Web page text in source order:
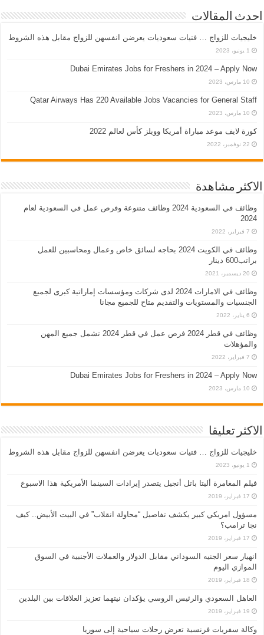
احدث المقالات
خليجيات للزواج … فتيات سعوديات يعرضن انفسهن للزواج مقابل هذه الشروط
1 يونيو، 2023
Dubai Emirates Jobs for Freshers in 2024 – Apply Now
10 مارس، 2023
Qatar Airways Has 220 Available Jobs Vacancies for General Staff
10 مارس، 2023
كورة لايف موعد مباراة أمريكا وويلز كأس لعالم 2022
22 نوفمبر، 2022
الاكثر مشاهدة
وظائف في السعودية 2024 وظائف متنوعة وفرص عمل في السعودية لعام
2024
7 فبراير، 2022
وظائف في الكويت 2024 بحاجه لسائق خاص وعمال ومحاسبين للعمل
براتب600 دينار
20 ديسمبر، 2021
وظائف في الامارات 2024 لدى شركات ومؤسسات إماراتية كبرى لجميع
الجنسيات والمستويات والتقديم متاح للجميع مجانا
6 يناير، 2022
وظائف في قطر 2024 فرص عمل في قطر 2024 تشمل جميع المهن
والمؤهلات
7 فبراير، 2022
Dubai Emirates Jobs for Freshers in 2024 – Apply Now
10 مارس، 2023
الاكثر تعليقا
خليجيات للزواج … فتيات سعوديات يعرضن انفسهن للزواج مقابل هذه الشروط
1 يونيو، 2023
فيلم المغامرة أليتا‭ ‬باتل أنجيل يتصدر إيرادات السينما الأمريكية هذا الاسبوع
17 فبراير، 2019
مسؤول امريكي كبير يكشف تفاصيل “محاولة انقلاب” في البيت الأبيض.. كيف
نجا ترامب؟
17 فبراير، 2019
انهيار سعر الجنيه السوداني مقابل الدولار والعملات الأجنبية في السوق
الموازي اليوم
18 فبراير، 2019
العاهل السعودي والرئيس الروسي يؤكدان نيتهما تعزيز العلاقات بين البلدين
19 فبراير، 2019
وكالة سفريات فرنسية تعرض رحلات سياحية إلى سوريا